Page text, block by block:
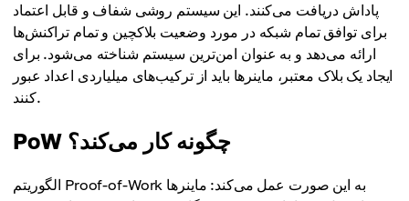
پاداش دریافت می‌کنند. این سیستم روشی شفاف و قابل اعتماد
برای توافق تمام شبکه در مورد وضعیت بلاکچین و تمام تراکنش‌ها
ارائه می‌دهد و به عنوان امن‌ترین سیستم شناخته می‌شود. برای
ایجاد یک بلاک معتبر، ماینرها باید از ترکیب‌های میلیاردی اعداد عبور
کنند.
PoW چگونه کار می‌کند؟
الگوریتم Proof-of-Work به این صورت عمل می‌کند: ماینرها